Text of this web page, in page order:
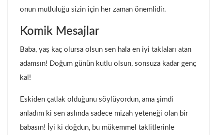
onun mutluluğu sizin için her zaman önemlidir.
Komik Mesajlar
Baba, yaş kaç olursa olsun sen hala en iyi taklaları atan
adamsın! Doğum günün kutlu olsun, sonsuza kadar genç
kal!
Eskiden çatlak olduğunu söylüyordun, ama şimdi
anladım ki sen aslında sadece mizah yeteneği olan bir
babasın! İyi ki doğdun, bu mükemmel taklitlerinle